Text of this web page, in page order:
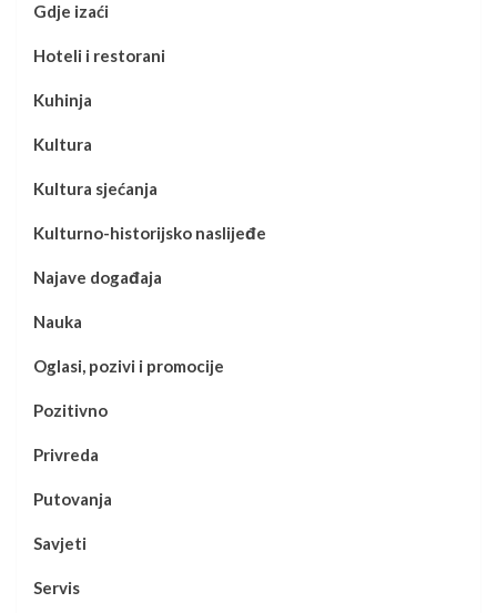
Gdje izaći
Hoteli i restorani
Kuhinja
Kultura
Kultura sjećanja
Kulturno-historijsko naslijeđe
Najave događaja
Nauka
Oglasi, pozivi i promocije
Pozitivno
Privreda
Putovanja
Savjeti
Servis